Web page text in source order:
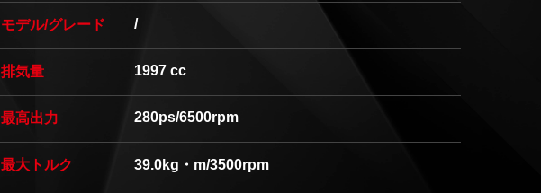
モデル/グレード /
排気量 1997 cc
最高出力 280ps/6500rpm
最大トルク 39.0kg・m/3500rpm